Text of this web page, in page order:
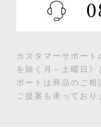
カスタマーサポー
を除く月～土曜日》
ポートは商品のご
ご提案も承っており